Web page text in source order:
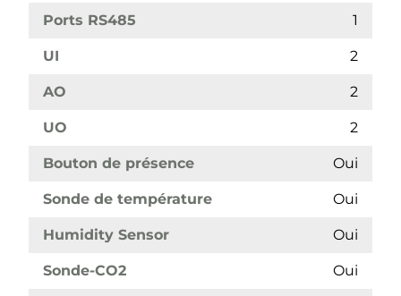
Ports RS485 1
UI 2
AO 2
UO 2
Bouton de présence Oui
Sonde de température Oui
Humidity Sensor Oui
Sonde-CO2 Oui